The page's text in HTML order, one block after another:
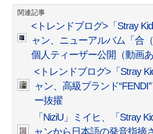
関連記事
<トレンドブログ>「Stray
ャン、ニューアルバム「合
個人ティーザー公開（動画あ
<トレンドブログ>「Stray
ャン、高級ブランド
ー抜擢
「NiziU」ミイヒ、「Stray
ャンから日本語の発音指摘